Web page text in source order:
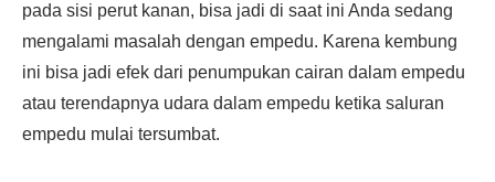
pada sisi perut kanan, bisa jadi di saat ini Anda sedang
mengalami masalah dengan empedu. Karena kembung
ini bisa jadi efek dari penumpukan cairan dalam empedu
atau terendapnya udara dalam empedu ketika saluran
empedu mulai tersumbat.